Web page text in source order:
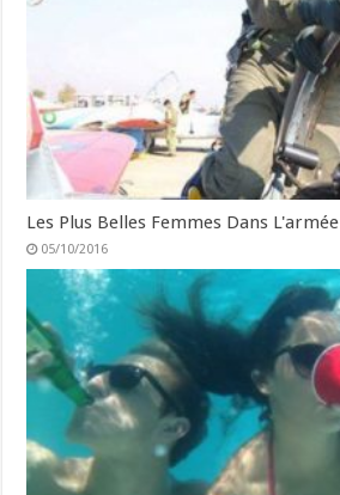
Les Plus Belles Femmes Dans L'armée
05/10/2016